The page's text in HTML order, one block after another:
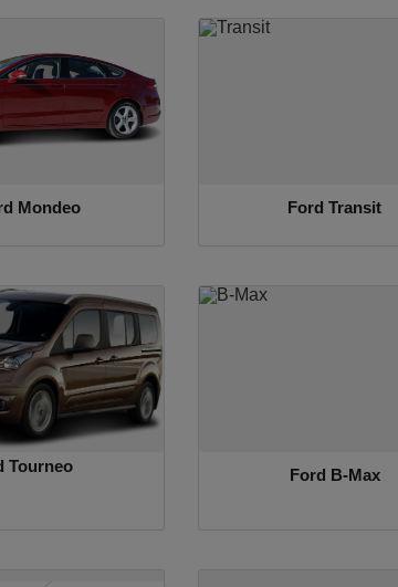
Mondeo Ford Transit
Tourneo
Ford B-Max